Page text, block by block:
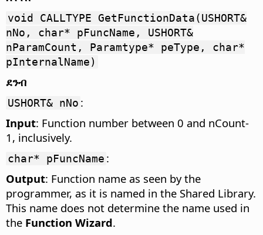
void CALLTYPE GetFunctionData(USHORT&
nNo, char* pFuncName, USHORT&
nParamCount, Paramtype* peType, char*
pInternalName)
ደንብ
USHORT& nNo :
Input: Function number between 0 and nCount-
1, inclusively.
char* pFuncName :
Output: Function name as seen by the
programmer, as it is named in the Shared Library.
This name does not determine the name used in
the Function Wizard.